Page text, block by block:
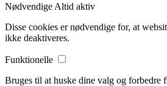
Nødvendige Altid aktiv
Disse cookies er nødvendige for, at
ikke deaktiveres.
Funktionelle
Bruges til at huske dine valg og forbedre